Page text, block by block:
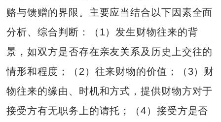
赂与馈赠的界限。主要应当结合以下因素全面
分析、综合判断：（1）发生财物往来的背
景，如双方是否存在亲友关系及历史上交往的
情形和程度；（2）往来财物的价值；（3）财
物往来的缘由、时机和方式，提供财物方对于
接受方有无职务上的请托；（4）接受方是否